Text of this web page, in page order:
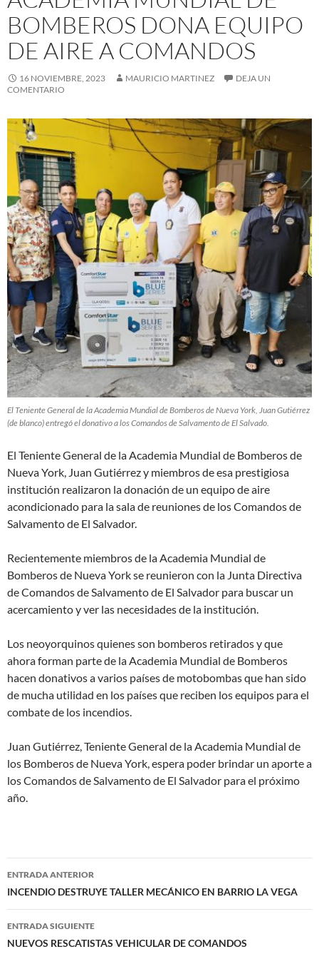
BOMBEROS DONA EQUIPO
DE AIRE A COMANDOS
16 NOVIEMBRE, 2023 MAURICIO MARTINEZ
DEJA UN
COMENTARIO
El Teniente General de la Academia Mundial de Bomberos de Nueva York, Juan Gutiérrez
(de blanco) entregó el donativo a los Comandos de Salvamento de El Salvado.
El Teniente General de la Academia Mundial de Bomberos de
Nueva York, Juan Gutiérrez y miembros de esa prestigiosa
institución realizaron la donación de un equipo de aire
acondicionado para la sala de reuniones de los Comandos de
Salvamento de El Salvador.
Recientemente miembros de la Academia Mundial de
Bomberos de Nueva York se reunieron con la Junta Directiva
de Comandos de Salvamento de El Salvador para buscar un
acercamiento y ver las necesidades de la institución.
Los neoyorquinos quienes son bomberos retirados y que
ahora forman parte de la Academia Mundial de Bomberos
hacen donativos a varios países de motobombas que han sido
de mucha utilidad en los países que reciben los equipos para el
combate de los incendios.
Juan Gutiérrez, Teniente General de la Academia Mundial de
los Bomberos de Nueva York, espera poder brindar un aporte a
los Comandos de Salvamento de El Salvador para el próximo
año.
Navegación
de
entradas
ENTRADA ANTERIOR
INCENDIO DESTRUYE TALLER MECÁNICO EN BARRIO LA VEGA
ENTRADA SIGUIENTE
NUEVOS RESCATISTAS VEHICULAR DE COMANDOS